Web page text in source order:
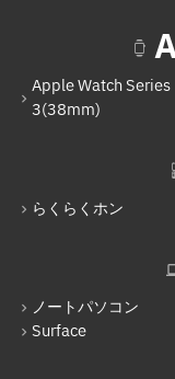
iPod touch（
Apple Watch
Apple
ガラケー
ノートパソコン
Apple Watch Series
3(38mm)
らくらくホン
ノートパソコン
Surface